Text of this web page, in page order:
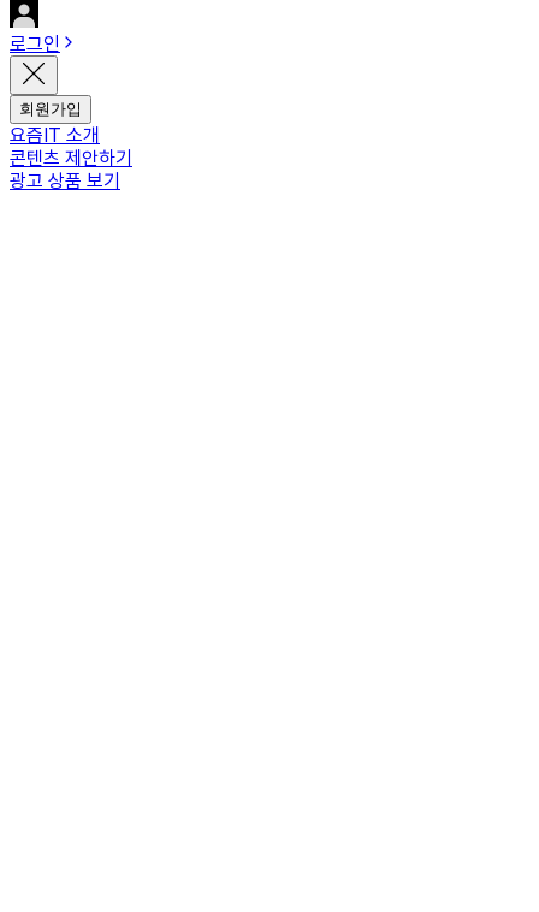
로그인
회원가입
요즘IT 소개
콘텐츠 제안하기
광고 상품 보기